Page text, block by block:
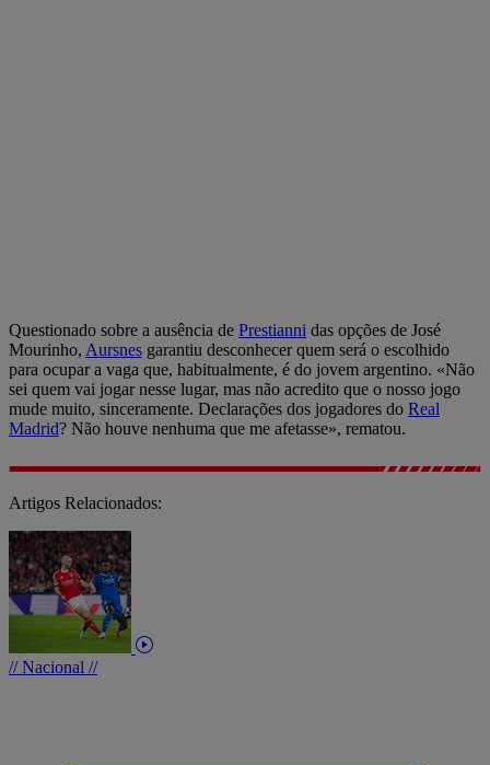
Questionado sobre a ausência de Prestianni das opções de José
Mourinho, Aursnes garantiu desconhecer quem será o escolhido
para ocupar a vaga que, habitualmente, é do jovem argentino. «Não
sei quem vai jogar nesse lugar, mas não acredito que o nosso jogo
mude muito, sinceramente. Declarações dos jogadores do Real
Madrid? Não houve nenhuma que me afetasse», rematou.
Artigos Relacionados:
// Nacional //